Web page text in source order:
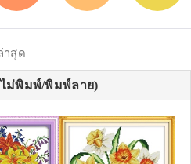
าสุด
ม่พิมพ์/พิมพ์ลาย)